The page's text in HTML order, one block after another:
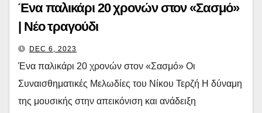
Ένα παλικάρι 20 χρονών στον «Σασμό»
| Νέο τραγούδι
DEC 6, 2023
Ένα παλικάρι 20 χρονών στον «Σασμό» Οι
Συναισθηματικές Μελωδίες του Νίκου Τερζή Η δύναμη
της μουσικής στην απεικόνιση και ανάδειξη